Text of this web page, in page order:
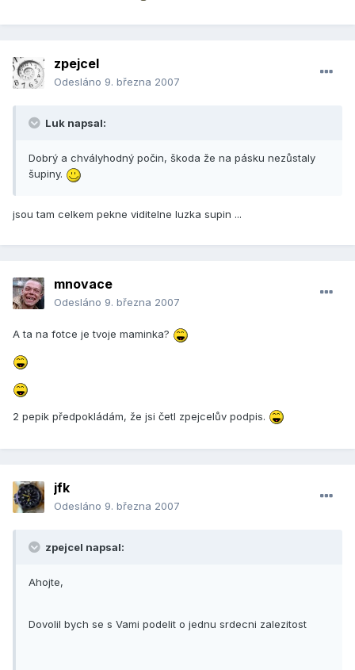
zpejcel
Odesláno 9. března 2007
Luk napsal:
Dobrý a chvályhodný počin, škoda že na pásku nezůstaly
šupiny.
jsou tam celkem pekne viditelne luzka supin ...
mnovace
Odesláno 9. března 2007
A ta na fotce je tvoje maminka?
2 pepik předpokládám, že jsi četl zpejcelův podpis.
jfk
Odesláno 9. března 2007
zpejcel napsal:
Ahojte,
Dovolil bych se s Vami podelit o jednu srdecni zalezitost